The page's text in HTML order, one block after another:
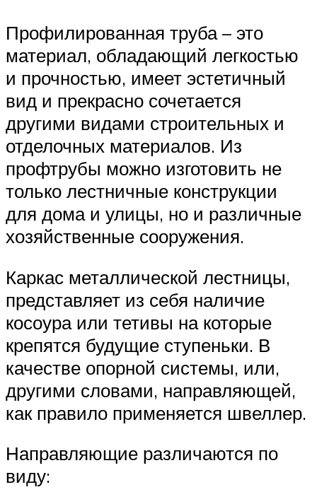
Профилированная труба – это
материал, обладающий легкостью
и прочностью, имеет эстетичный
вид и прекрасно сочетается
другими видами строительных и
отделочных материалов. Из
профтрубы можно изготовить не
только лестничные конструкции
для дома и улицы, но и различные
хозяйственные сооружения.
Каркас металлической лестницы,
представляет из себя наличие
косоура или тетивы на которые
крепятся будущие ступеньки. В
качестве опорной системы, или,
другими словами, направляющей,
как правило применяется швеллер.
Направляющие различаются по
виду: